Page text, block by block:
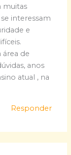
muitas
interessam
e
área de
anos
atual , na
Responder